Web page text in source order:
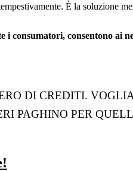
È la soluzione
i consumatori, consentono ai
DI CREDITI.
PAGHINO PER